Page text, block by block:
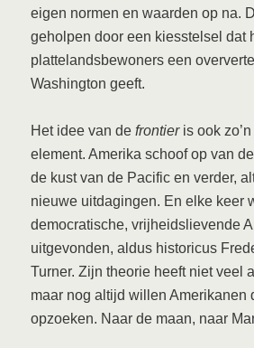
eigen normen en waarden op na.
geholpen door een kiesstelsel dat
plattelandsbewoners een
Washington geeft.
Het idee van defrontier is ook
element. Amerika schoof op van
de kust van de Pacific en verder,
nieuwe uitdagingen. En elke keer
democratische, vrijheidslievende
uitgevonden, aldus historicus
Turner. Zijn theorie heeft niet veel
maar nog altijd willen Amerikanen
opzoeken. Naar de maan, naar